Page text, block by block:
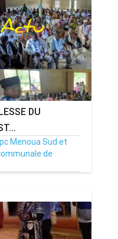
DU
Menoua Sud et
de